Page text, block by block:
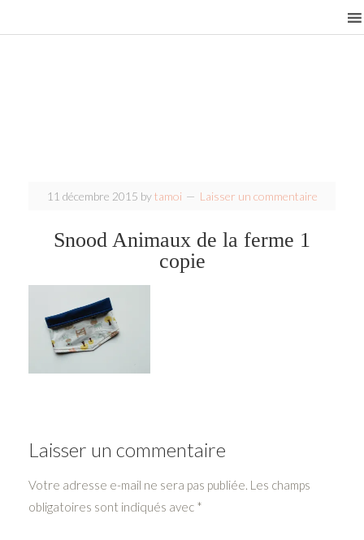
11 décembre 2015 bytamoi Laisser un commentaire
Snood Animaux de la ferme 1
copie
Laisser un commentaire
Votre adresse e-mail ne sera pas publiée. Les champs
obligatoires sont indiqués avec *